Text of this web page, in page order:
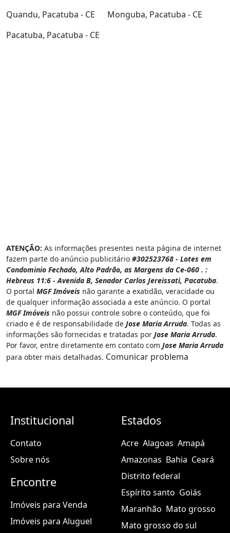
Quandu, Pacatuba - CE
Monguba, Pacatuba - CE
Pacatuba, Pacatuba - CE
ATENÇÃO: As informações presentes nesta página de internet
fazem parte do anúncio publicitário #302523768 - Lotes em
Condominio Fechado, Alto Padrão, as Margens da Ce-060 . :
Hebreus 11:6 - Avenida B, Senador Carlos Jereissati, Pacatuba.
O portal MGF Imóveis não garante a exatidão, veracidade ou
de qualquer informação associada a este anúncio. O portal
MGF Imóveis não possui controle sobre o conteúdo, que foi
criado e é de responsabilidade de Jose Maria Arruda. Todas as
informações são fornecidas e tratadas por Jose Maria Arruda.
Por favor, entre diretamente em contato com Jose Maria Arruda
para obter mais detalhadas. Comunicar problema
Institucional
Contato
Sobre nós
Encontre
Imóveis para Venda
Imóveis para Aluguel
Estados
Acre Alagoas Amapá
Amazonas Bahia Ceará
Distrito federal
Espírito santo Goiás
Maranhão Mato grosso
Mato grosso do sul